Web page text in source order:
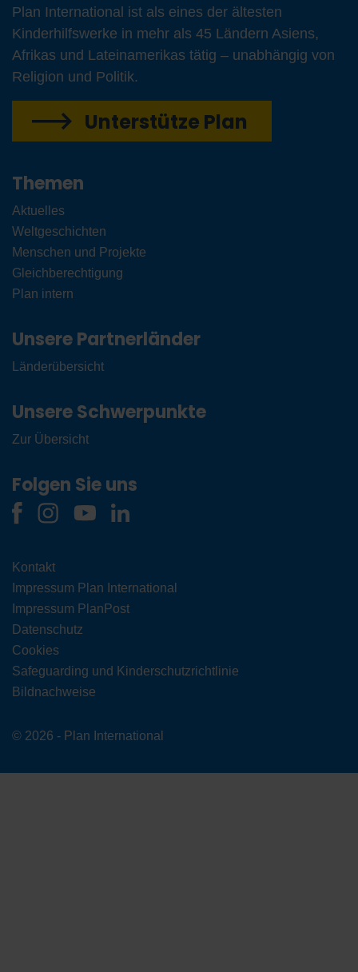
Plan International ist als eines der ältesten
Kinderhilfswerke in mehr als 45 Ländern Asiens,
Afrikas und Lateinamerikas tätig – unabhängig von
Religion und Politik.
Unterstütze Plan
Themen
Aktuelles
Weltgeschichten
Menschen und Projekte
Gleichberechtigung
Plan intern
Unsere Partnerländer
Länderübersicht
Unsere Schwerpunkte
Zur Übersicht
Folgen Sie uns
Kontakt
Impressum Plan International
Impressum PlanPost
Datenschutz
Cookies
Safeguarding und Kinderschutzrichtlinie
Bildnachweise
© 2026 - Plan International